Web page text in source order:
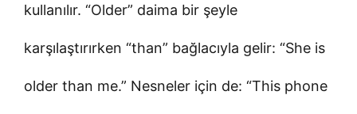
kullanılır. “Older” daima bir şeyle
karşılaştırırken “than” bağlacıyla gelir: “She is
older than me.” Nesneler için de: “This phone